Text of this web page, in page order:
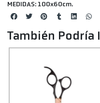
MEDIDAS: 100x60cm.
También Podría